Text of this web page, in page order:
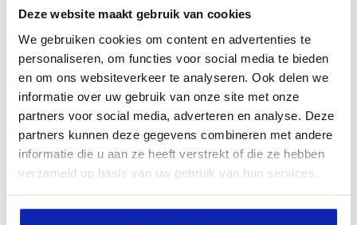
Deze website maakt gebruik van cookies
We gebruiken cookies om content en advertenties te
personaliseren, om functies voor social media te bieden
en om ons websiteverkeer te analyseren. Ook delen we
informatie over uw gebruik van onze site met onze
partners voor social media, adverteren en analyse. Deze
partners kunnen deze gegevens combineren met andere
informatie die u aan ze heeft verstrekt of die ze hebben
verzameld op basis van uw gebruik van hun services.
recherche.
Enregistrez votre nom de domaine